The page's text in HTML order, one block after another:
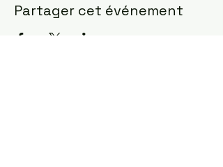
Partager cet événement